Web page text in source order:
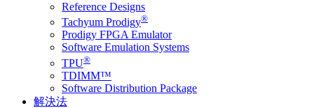
Reference Designs
Tachyum Prodigy®
Prodigy FPGA Emulator
Software Emulation Systems
TPU®
TDIMM™
Software Distribution Package
解決法